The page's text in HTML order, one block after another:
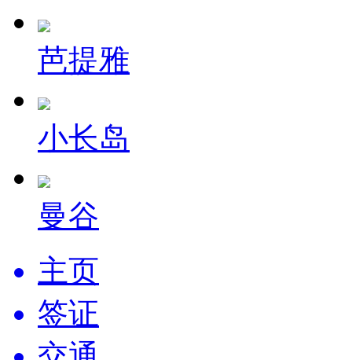
芭提雅
小长岛
曼谷
主页
签证